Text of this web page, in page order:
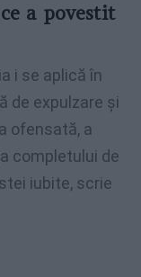
a povestit
i se aplică în
de expulzare și
ofensată, a
completului de
iubite, scrie